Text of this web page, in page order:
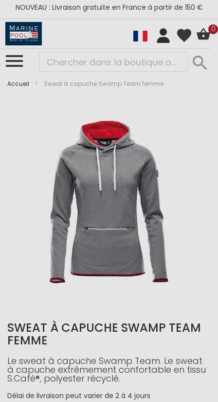
NOUVEAU : Livraison gratuite en France à partir de 150 €
0
Accueil Sweat à capuche Swamp Team femme
SWEAT À CAPUCHE SWAMP TEAM
FEMME
Le sweat à capuche Swamp Team. Le sweat
à capuche extrêmement confortable en tissu
S.Café®, polyester récyclé.
Délai de livraison peut varier de 2 à 4 jours